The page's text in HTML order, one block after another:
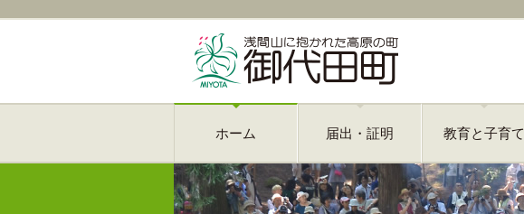
ホーム 届出・証明 教育と子育て